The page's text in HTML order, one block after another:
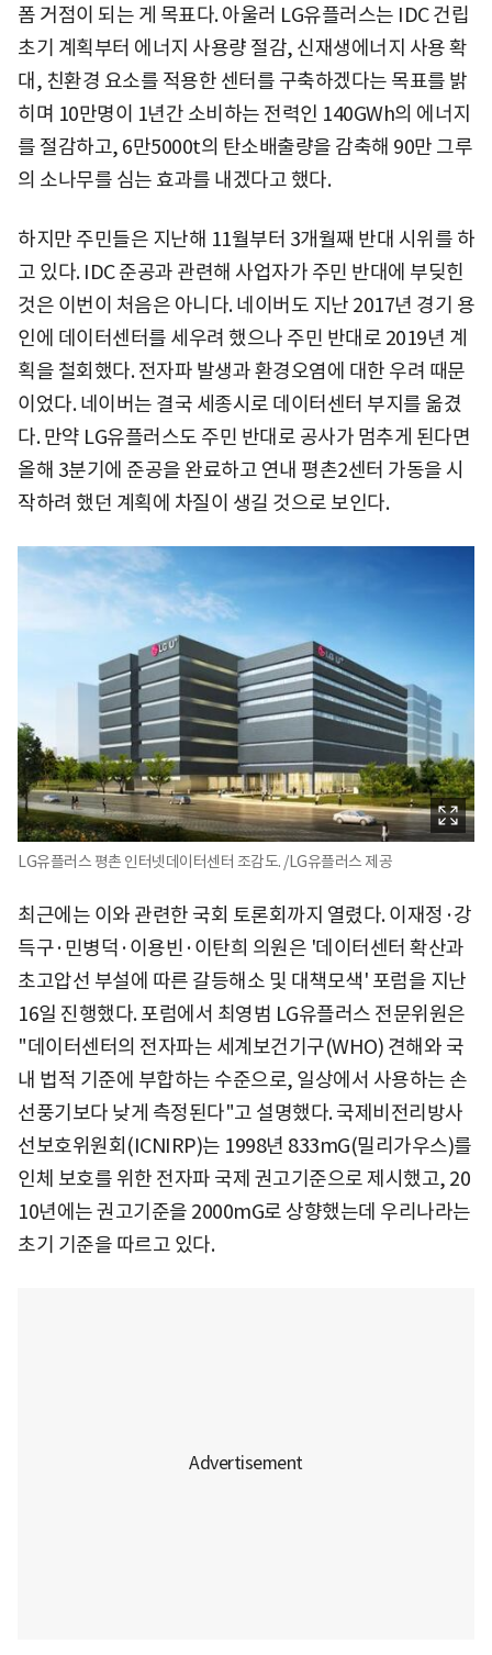
폼 거점이 되는 게 목표다. 아울러 LG유플러스는 IDC 건립
초기 계획부터 에너지 사용량 절감, 신재생에너지 사용 확
대, 친환경 요소를 적용한 센터를 구축하겠다는 목표를 밝
히며 10만명이 1년간 소비하는 전력인 140GWh의 에너지
를 절감하고, 6만5000t의 탄소배출량을 감축해 90만 그루
의 소나무를 심는 효과를 내겠다고 했다.
하지만 주민들은 지난해 11월부터 3개월째 반대 시위를 하
고 있다. IDC 준공과 관련해 사업자가 주민 반대에 부딪힌
것은 이번이 처음은 아니다. 네이버도 지난 2017년 경기 용
인에 데이터센터를 세우려 했으나 주민 반대로 2019년 계
획을 철회했다. 전자파 발생과 환경오염에 대한 우려 때문
이었다. 네이버는 결국 세종시로 데이터센터 부지를 옮겼
다. 만약 LG유플러스도 주민 반대로 공사가 멈추게 된다면
올해 3분기에 준공을 완료하고 연내 평촌2센터 가동을 시
작하려 했던 계획에 차질이 생길 것으로 보인다.
LG유플러스 평촌 인터넷데이터센터 조감도. /LG유플러스 제공
최근에는 이와 관련한 국회 토론회까지 열렸다. 이재정·강
득구·민병덕·이용빈·이탄희 의원은 '데이터센터 확산과
초고압선 부설에 따른 갈등해소 및 대책모색' 포럼을 지난
16일 진행했다. 포럼에서 최영범 LG유플러스 전문위원은
"데이터센터의 전자파는 세계보건기구(WHO) 견해와 국
내 법적 기준에 부합하는 수준으로, 일상에서 사용하는 손
선풍기보다 낮게 측정된다"고 설명했다. 국제비전리방사
선보호위원회(ICNIRP)는 1998년 833mG(밀리가우스)를
인체 보호를 위한 전자파 국제 권고기준으로 제시했고, 20
10년에는 권고기준을 2000mG로 상향했는데 우리나라는
초기 기준을 따르고 있다.